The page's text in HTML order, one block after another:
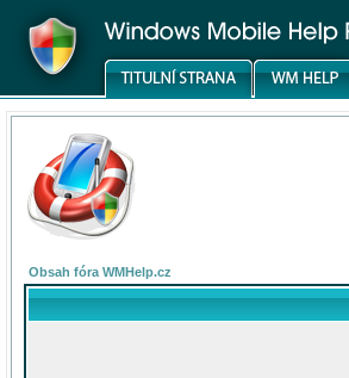
Obsah fóra WMHelp.cz